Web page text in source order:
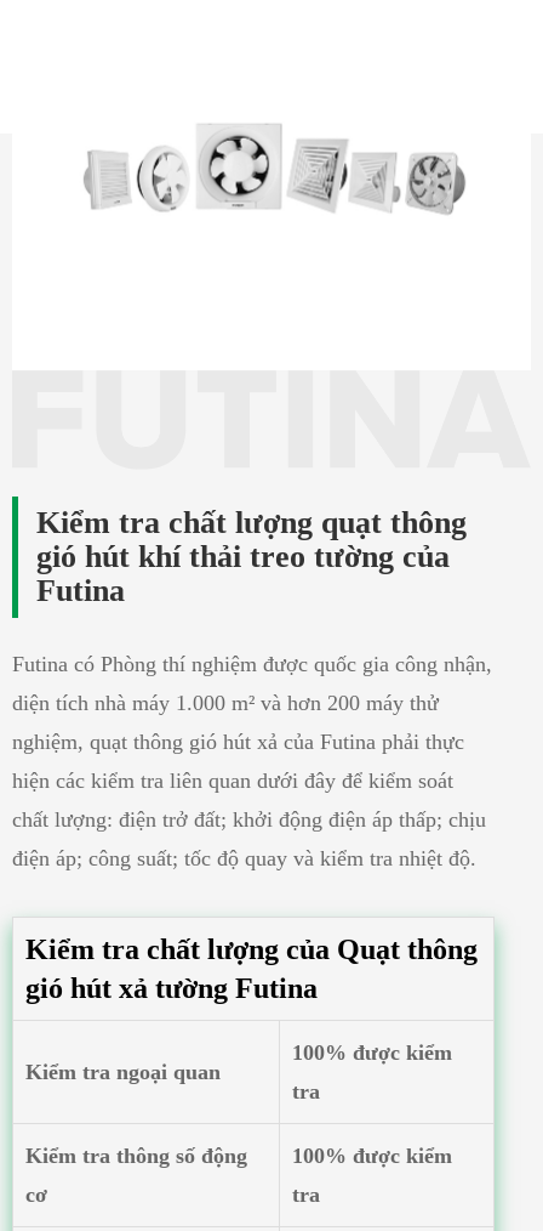
Kiểm tra chất lượng quạt thông
gió hút khí thải treo tường của
Futina
Futina có Phòng thí nghiệm được quốc gia công nhận,
diện tích nhà máy 1.000 m² và hơn 200 máy thử
nghiệm, quạt thông gió hút xả của Futina phải thực
hiện các kiểm tra liên quan dưới đây để kiểm soát
chất lượng: điện trở đất; khởi động điện áp thấp; chịu
điện áp; công suất; tốc độ quay và kiểm tra nhiệt độ.
Kiểm tra chất lượng của Quạt thông
gió hút xả tường Futina
Kiểm tra ngoại quan
100% được kiểm
tra
Kiểm tra thông số động
cơ
100% được kiểm
tra